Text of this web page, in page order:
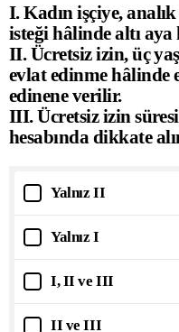
I. Kadın işçiye,
isteği hâlinde altı
II. Ücretsiz izin, üç
evlat edinme hâlinde
edinene verilir.
III. Ücretsiz izin
hesabında dikkate
Yalnız II
Yalnız I
I, II ve III
II ve III